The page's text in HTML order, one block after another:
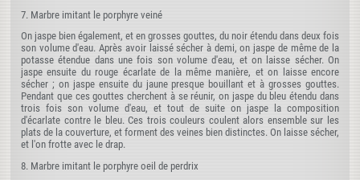
7. Marbre imitant le porphyre veiné
On jaspe bien également, et en grosses gouttes, du noir étendu dans deux fois
son volume d'eau. Après avoir laissé sécher à demi, on jaspe de même de la
potasse étendue dans une fois son volume d'eau, et on laisse sécher. On
jaspe ensuite du rouge écarlate de la même manière, et on laisse encore
sécher ; on jaspe ensuite du jaune presque bouillant et à grosses gouttes.
Pendant que ces gouttes cherchent à se réunir, on jaspe du bleu étendu dans
trois fois son volume d'eau, et tout de suite on jaspe la composition
d'écarlate contre le bleu. Ces trois couleurs coulent alors ensemble sur les
plats de la couverture, et forment des veines bien distinctes. On laisse sécher,
et l'on frotte avec le drap.
8. Marbre imitant le porphyre oeil de perdrix